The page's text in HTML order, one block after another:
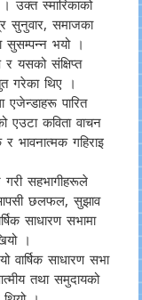
उक्त स्मारिकाको
सुनुवार, समाजका
सुसम्पन्न भयो ।
यसको संक्षिप्त
गरेका थिए ।
एजेन्डाहरू पारित
एउटा कविता वाचन
भावनात्मक गहिराइ
गरी सहभागीहरूले
आपसी छलफल, सुझाव
साधारण सभामा
।
वार्षिक साधारण सभा
तथा समुदायको